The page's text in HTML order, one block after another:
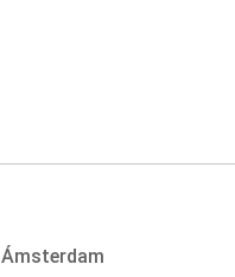
Ámsterdam